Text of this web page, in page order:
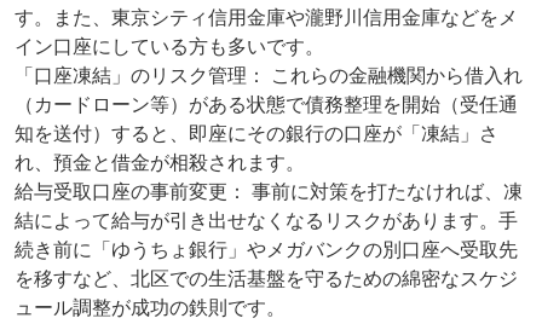
す。また、東京シティ信用金庫や瀧野川信用金庫などをメ
イン口座にしている方も多いです。
「口座凍結」のリスク管理： これらの金融機関から借入れ
（カードローン等）がある状態で債務整理を開始（受任通
知を送付）すると、即座にその銀行の口座が「凍結」さ
れ、預金と借金が相殺されます。
給与受取口座の事前変更： 事前に対策を打たなければ、凍
結によって給与が引き出せなくなるリスクがあります。手
続き前に「ゆうちょ銀行」やメガバンクの別口座へ受取先
を移すなど、北区での生活基盤を守るための綿密なスケジ
ュール調整が成功の鉄則です。